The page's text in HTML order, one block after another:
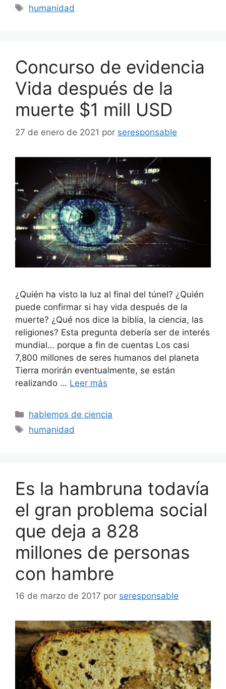
Etiquetas
humanidad
Concurso de evidencia
Vida después de la
muerte $1 mill USD
27 de enero de 2021 por seresponsable
¿Quién ha visto la luz al final del túnel? ¿Quién
puede confirmar si hay vida después de la
muerte? ¿Qué nos dice la biblia, la ciencia, las
religiones? Esta pregunta debería ser de interés
mundial… porque a fin de cuentas Los casi
7,800 millones de seres humanos del planeta
Tierra morirán eventualmente, se están
realizando … Leer más
Categorías
hablemos de ciencia
Etiquetas
humanidad
Es la hambruna todavía
el gran problema social
que deja a 828
millones de personas
con hambre
16 de marzo de 2017 por seresponsable